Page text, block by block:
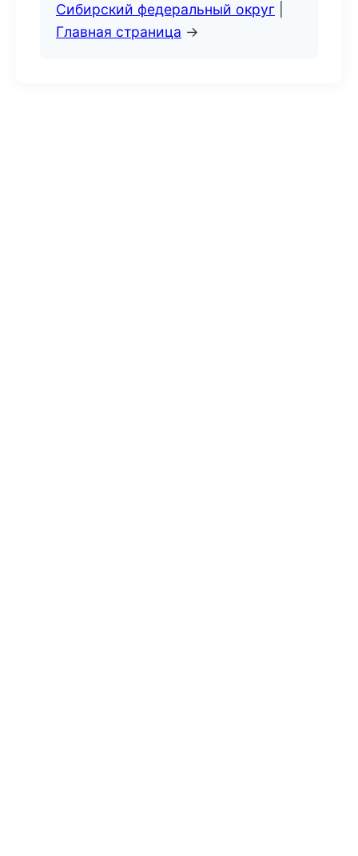
Сибирский федеральный округ
Главная страница →